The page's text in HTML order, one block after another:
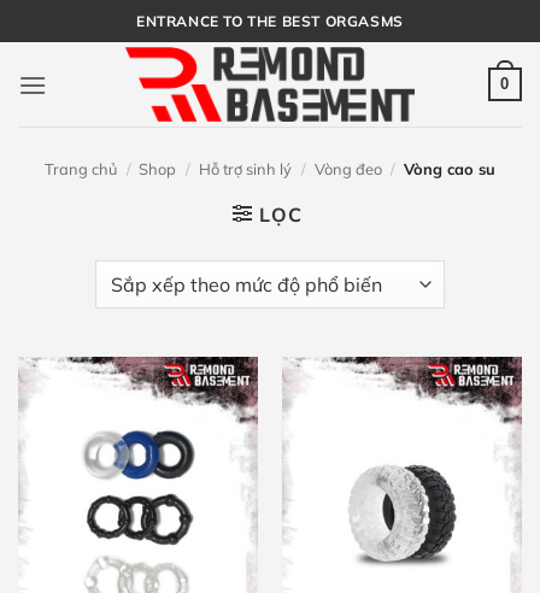
qua
nội
ENTRANCE TO THE BEST ORGASMS
0
Trang chủ / Shop / Hỗ trợ sinh lý / Vòng đeo / Vòng cao su
LỌC